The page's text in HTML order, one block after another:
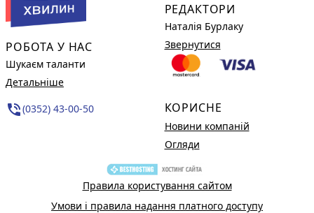
РОБОТА У НАС
Шукаєм таланти
Детальніше
phone_in_talk(0352) 43-00-50
РЕДАКТОРИ
Наталія Бурлаку
Звернутися
КОРИСНЕ
Новини компаній
Огляди
Правила користування сайтом
Умови і правила надання платного доступу